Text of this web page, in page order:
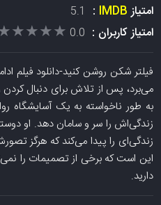
امتیازIMDB
:
5.1
امتیاز کاربران : 0.0
می‌برد، پس از تلاش برای دنبال
به طور ناخواسته به یک آسایشگاه
زندگی‌اش را سر و سامان دهد. او
زندگی‌ای را پیدا می‌کند که هرگز
این است که برخی از تصمیمات را
دارید.